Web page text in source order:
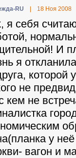
RU 18 Ноя 2008
я себя
И
я
которой
не
кем не
у
вагон и